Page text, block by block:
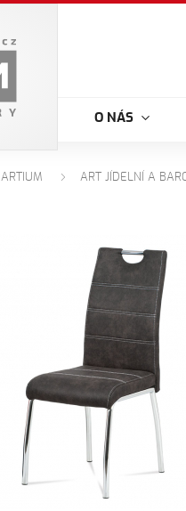
O NÁS
ARTIUM ART JÍDELNÍ A